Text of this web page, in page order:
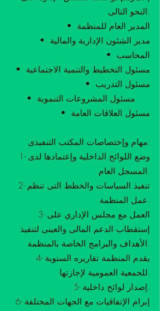
النحو التالى:
• المدير العام للمنظمة
• مدير الشئون الإدارية والمالية
• المحاسب
• مسئول التخطيط والتنمية الاجتماعية
• مسئول التدريب
• مسئول العلاقات العامة
مهام وإختصاصات المكتب التنفيذى:
1- وضع اللوائح الداخلية وإعتمادها لدى
المسجل العام.
2- تنفيذ السياسات والخطط التى تنظم
عمل المنظمة.
3- العمل مع مجلس الإداري على
إستقطاب الدعم المالى والعينى لتنفيذ
الأهداف والبرامج الخاصة بالمنظمة.
4- يقدم المنظمة تقاريره السنوية
للجمعية العمومية لإجازتها.
5- إصدار لوائح داخلية.
6- إبرام الإتفاقيات مع الجهات المختلفة